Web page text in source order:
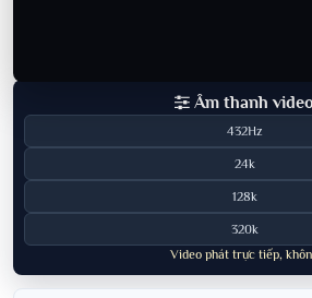
Âm thanh
432Hz
24k
128k
320k
Video phát trực tiếp,